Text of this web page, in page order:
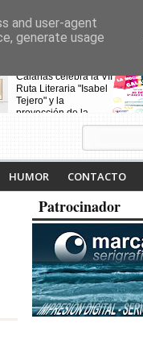
Calañas celebra la VII
Ruta Literaria "Isabel
Tejero" y la
proyección de la
HUMOR CONTACTO
Patrocinador
and user-agent
generate usage